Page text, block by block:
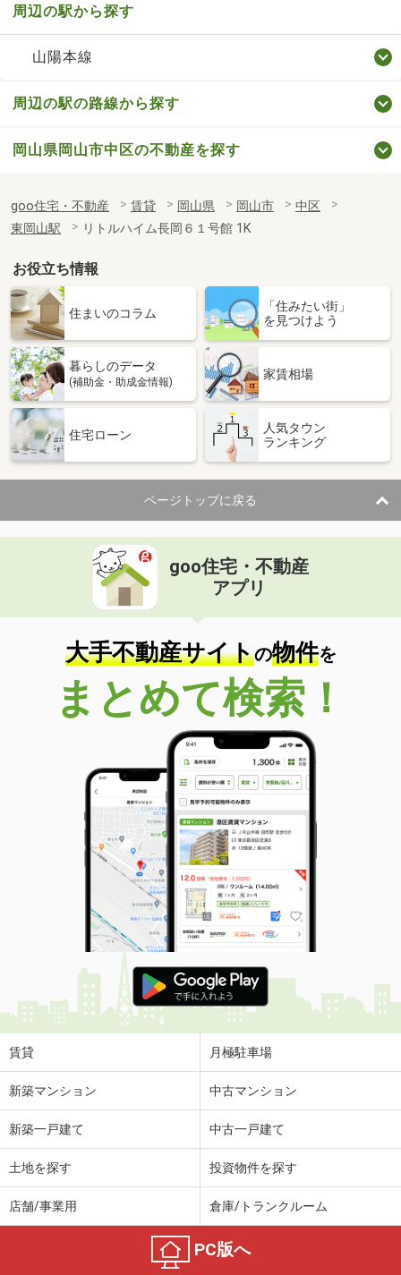
周辺の駅から探す
山陽本線
周辺の駅の路線から探す
岡山県岡山市中区の不動産を探す
goo住宅・不動産 賃貸 岡山県 岡山市
中区
東岡山駅
リトルハイム長岡６１号館 1K
お役立ち情報
住まいのコラム
「住みたい街」
を見つけよう
暮らしのデータ
(補助金・助成金情報)
家賃相場
住宅ローン
人気タウン
ランキング
ページトップに戻る
goo住宅・不動産
アプリ
大手不動産サイトの物件を
まとめて検索！
賃貸 月極駐車場
新築マンション 中古マンション
新築一戸建て 中古一戸建て
土地を探す 投資物件を探す
店舗/事業用 倉庫/トランクルーム
PC版へ